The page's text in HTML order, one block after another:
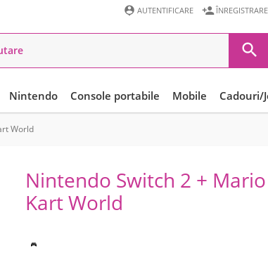
ÎNREGISTRARE
 AUTENTIFICARE

Nintendo Console portabile Mobile Cadouri/
World
Nintendo Switch 2 + Mario
Kart World